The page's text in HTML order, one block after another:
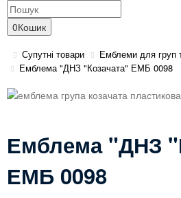
0Кошик
Супутні товари
Емблеми для груп
Емблема "ДНЗ "Козачата" ЕМБ 0098
Емблема "ДНЗ
ЕМБ 0098